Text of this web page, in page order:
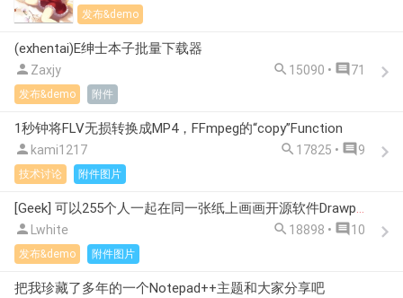
发布&demo
(exhentai)E绅士本子批量下载器
 Zaxjy  15090 •  71
发布&demo 附件
1秒钟将FLV无损转换成MP4，FFmpeg的“copy”Function
 kami1217  17825 •  9
技术讨论 附件图片
[Geek] 可以255个人一起在同一张纸上画画开源软件Drawpile
 Lwhite  18898 •  10
发布&demo 附件图片
把我珍藏了多年的一个Notepad++主题和大家分享吧